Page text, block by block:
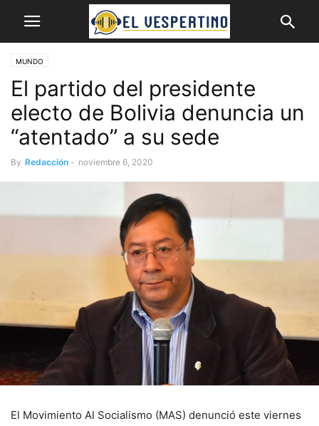
MUNDO
El partido del presidente
electo de Bolivia denuncia un
“atentado” a su sede
By Redacción - noviembre 6, 2020
El Movimiento Al Socialismo (MAS) denunció este viernes